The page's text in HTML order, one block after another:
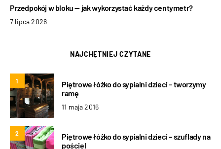
Przedpokój w bloku — jak wykorzystać każdy centymetr?
7 lipca 2026
NAJCHĘTNIEJ CZYTANE
1
Piętrowe łóżko do sypialni dzieci – tworzymy
ramę
11 maja 2016
2
Piętrowe łóżko do sypialni dzieci – szuflady na
pościel